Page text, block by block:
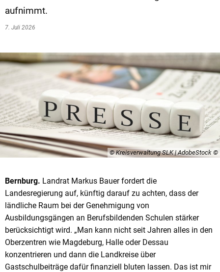
aufnimmt.
7. Juli 2026
© Kreisverwaltung SLK | AdobeStock
Bernburg. Landrat Markus Bauer fordert die
Landesregierung auf, künftig darauf zu achten, dass der
ländliche Raum bei der Genehmigung von
Ausbildungsgängen an Berufsbildenden Schulen stärker
berücksichtigt wird. „Man kann nicht seit Jahren alles in den
Oberzentren wie Magdeburg, Halle oder Dessau
konzentrieren und dann die Landkreise über
Gastschulbeiträge dafür finanziell bluten lassen. Das ist mir